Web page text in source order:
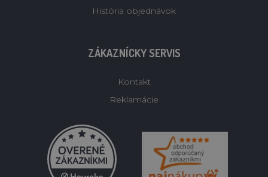
História objednávok
ZÁKAZNÍCKY SERVIS
Kontakt
Reklamácie